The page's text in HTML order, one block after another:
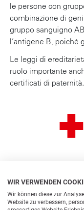
le persone con
combinazione di
gruppo sanguigno
l’antigene B, poiché
Le leggi di
ruolo importante
certificati di paternità.
FUSSZEILE
Modifica delle
Contatto
WIR VERWENDEN
Wir können diese zur
Website zu verbessern,